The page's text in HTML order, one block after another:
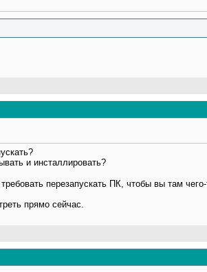
и инсталлировать?
перезапускать ПК, чтобы вы там
прямо сейчас.